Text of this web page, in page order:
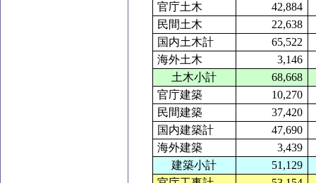
官庁土木
42,884
民間土木
22,638
国内土木計
65,522
海外土木
3,146
土木小計
68,668
官庁建築
10,270
民間建築
37,420
国内建築計
47,690
海外建築
3,439
建築小計
51,129